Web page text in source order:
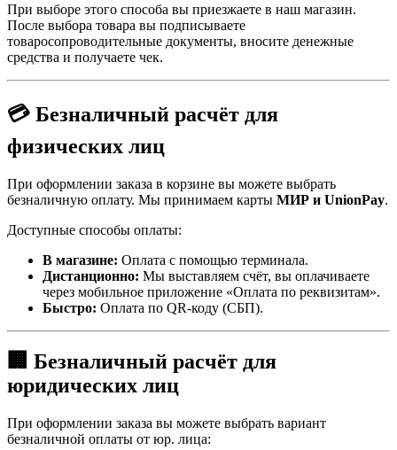
При выборе этого способа вы приезжаете в наш магазин.
После выбора товара вы подписываете
товаросопроводительные документы, вносите денежные
средства и получаете чек.
💳 Безналичный расчёт для
физических лиц
При оформлении заказа в корзине вы можете выбрать
безналичную оплату. Мы принимаем карты МИР и UnionPay.
Доступные способы оплаты:
В магазине: Оплата с помощью терминала.
Дистанционно: Мы выставляем счёт, вы оплачиваете
через мобильное приложение «Оплата по реквизитам».
Быстро: Оплата по QR-коду (СБП).
🏢 Безналичный расчёт для
юридических лиц
При оформлении заказа вы можете выбрать вариант
безналичной оплаты от юр. лица: